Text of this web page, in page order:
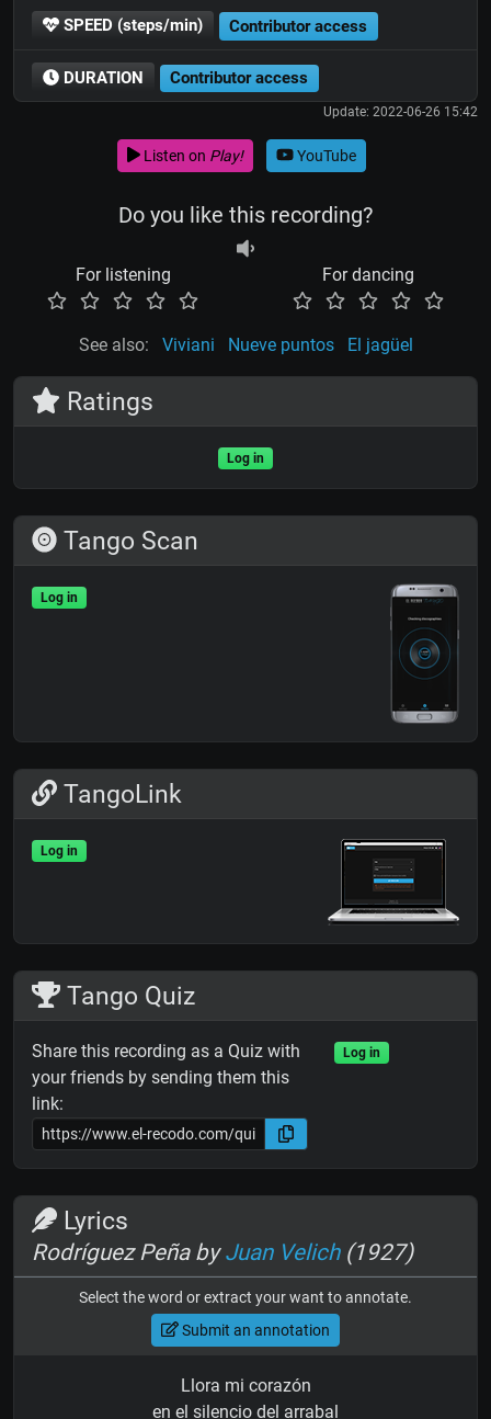
SPEED (steps/min) Contributor access
DURATION Contributor access
Update: 2022-06-26 15:42
Listen on Play! YouTube
Do you like this recording?
For listening For dancing
See also: Viviani Nueve puntos El jagüel
Ratings
Log in
Tango Scan
Log in
TangoLink
Log in
Tango Quiz
Share this recording as a Quiz with
your friends by sending them this
link:
Log in
Lyrics
Rodríguez Peña byJuan Velich(1927)
Select the word or extract your want to annotate.
Submit an annotation
Llora mi corazón
en el silencio del arrabal